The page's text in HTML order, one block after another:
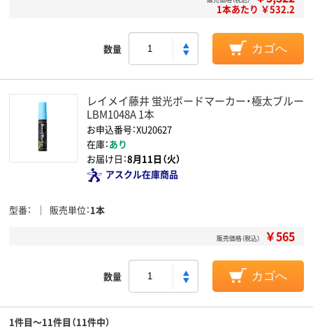
1本あたり ￥532.2
数量 カゴへ
レイメイ藤井 蛍光ボードマーカー・極太ブルー
LBM1048A 1本
お申込番号：XU20627
在庫：あり
お届け日：8月11日（火）
アスクル在庫商品
型番 販売単位 1本
販売価格（税込） ￥565
数量 カゴへ
1件目～11件目（11件中）